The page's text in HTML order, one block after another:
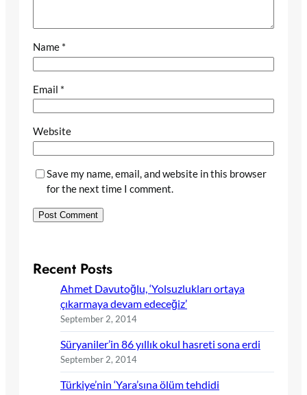
Name *
Email *
Website
Save my name, email, and website in this browser
for the next time I comment.
Recent Posts
Ahmet Davutoğlu, ‘Yolsuzlukları ortaya
çıkarmaya devam edeceğiz’
September 2, 2014
Süryaniler’in 86 yıllık okul hasreti sona erdi
September 2, 2014
Türkiye’nin ‘Yara’sına ölüm tehdidi